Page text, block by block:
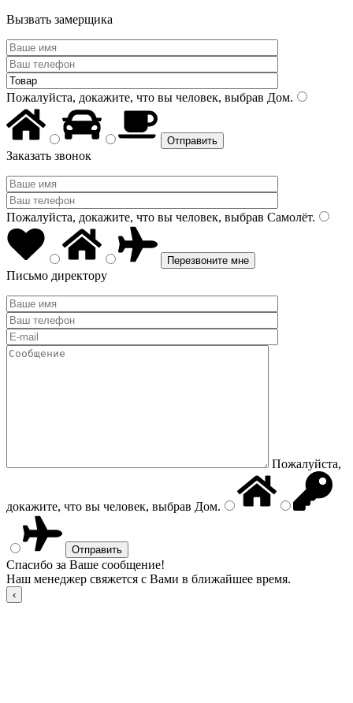
Вызвать замерщика
Пожалуйста, докажите, что вы человек, выбрав Дом.
Заказать звонок
Пожалуйста, докажите, что вы человек, выбрав Самолёт.
Письмо директору
Пожалуйста,
докажите, что вы человек, выбрав Дом.
Спасибо за Ваше сообщение!
Наш менеджер свяжется с Вами в ближайшее время.